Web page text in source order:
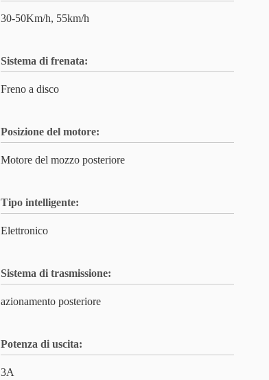
30-50Km/h, 55km/h
Sistema di frenata:
Freno a disco
Posizione del motore:
Motore del mozzo posteriore
Tipo intelligente:
Elettronico
Sistema di trasmissione:
azionamento posteriore
Potenza di uscita:
3A